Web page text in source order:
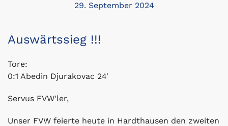
29. September 2024
Auswärtssieg !!!
Tore:
0:1 Abedin Djurakovac 24'
Servus FVW'ler,
Unser FVW feierte heute in Hardthausen den zweiten